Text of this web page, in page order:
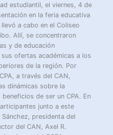
estudiantil, el viernes, 4 de
en la feria educativa
llevó a cabo en el Coliseo
Allí, se concentraron
y de educación
ofertas académicas a los
de la región. Por
a través del CAN,
dinámicas sobre la
de ser un CPA. En
junto a este
presidenta del
del CAN, Axel R.